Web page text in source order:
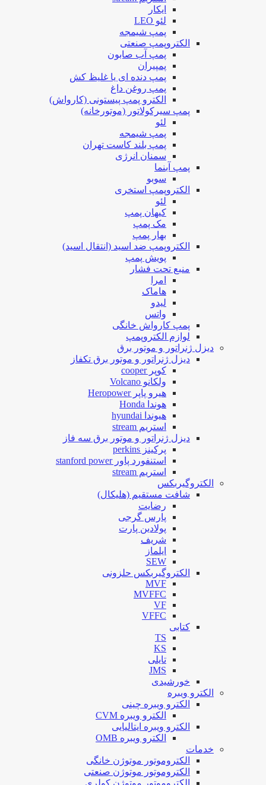
ایکار
لئو LEO
پمپ شیمجه
الکتروپمپ صنعتی
پمپ آب صابون
پمپیران
پمپ دنده ای یا غلیظ کش
پمپ روغن داغ
الکترو پمپ پیستونی (کارواش)
پمپ سیرکولاتور (موتورخانه)
لئو
پمپ شیمجه
پمپ بلند کاست تهران
سمنان انرژی
پمپ آبنما
سوبو
الکتروپمپ استخری
لئو
کیهان پمپ
مک پمپ
بهار پمپ
الکتروپمپ ضد اسید (انتقال اسید)
پویش پمپ
منبع تحت فشار
امرا
هاماک
لیدو
واتس
پمپ کارواش خانگی
لوازم الکتروپمپ
دیزل ژنراتور و موتور برق
دیزل ژنراتور و موتور برق تکفاز
کوپر cooper
ولکانو Volcano
هیرو پاپر Heropower
هوندا Honda
هیوندا hyundai
استریم stream
دیزل ژنراتور و موتور برق سه فاز
پرکینز perkins
استنفورد پاور stanford power
استریم stream
الکتروگیربکس
شافت مستقیم (هلیکال)
رضایت
پارس گرجی
پولادین پارت
شریف
ایلماز
SEW
الکتروگیربکس حلزونی
MVF
MVFFC
VF
VFFC
کتابی
TS
KS
تایلی
JMS
خورشیدی
الکترو ویبره
الکترو ویبره چینی
الکترو ویبره CVM
الکترو ویبره ایتالیایی
الکترو ویبره OMB
خدمات
الکتروموتور موتوژن خانگی
الکتروموتور موتوژن صنعتی
الکتروموتور موتوژن کولری